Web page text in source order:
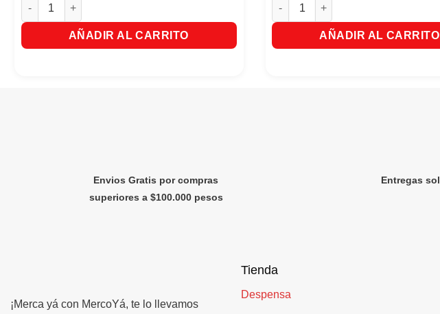
AÑADIR AL CARRITO AÑADIR AL CARRITO
Envios Gratis por compras
superiores a $100.000 pesos
Entregas
¡Merca yá con MercoYá, te lo llevamos
Tienda
Despensa